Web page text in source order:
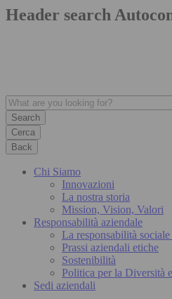
Header search
Cerca
Back
Chi Siamo
Innovazioni
La nostra storia
Mission, Vision, Valori
Responsabilità aziendale
La responsabilità
Prassi aziendali etiche
Sostenibilità
Politica per la Diversità
Sedi aziendali